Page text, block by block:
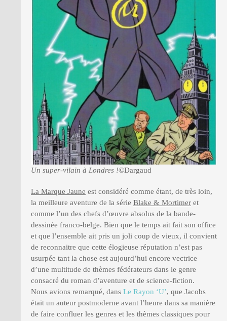
Un super-vilain à Londres !©Dargaud
La Marque Jaune est considéré comme étant, de très loin,
la meilleure aventure de la série Blake & Mortimer et
comme l’un des chefs d’œuvre absolus de la bande-
dessinée franco-belge. Bien que le temps ait fait son office
et que l’ensemble ait pris un joli coup de vieux, il convient
de reconnaitre que cette élogieuse réputation n’est pas
usurpée tant la chose est aujourd’hui encore vectrice
d’une multitude de thèmes fédérateurs dans le genre
consacré du roman d’aventure et de science-fiction.
Nous avions remarqué, dans Le Rayon ‘U’, que Jacobs
était un auteur postmoderne avant l’heure dans sa manière
de faire confluer les genres et les thèmes classiques pour